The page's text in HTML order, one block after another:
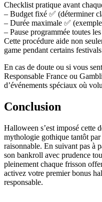
Checklist pratique avant
– Budget fixé ✅ (déterminer
– Durée maximale ✅
– Pause programmée toutes
Cette procédure aide non
game pendant certains
En cas de doute ou si vous
Responsable France ou
d’événements spéciaux où
Conclusion
Halloween s’est imposé cette
mythologie gothique tantôt
raisonnable. En suivant pas à
son bankroll avec prudence
pleinement chaque frisson
activez votre premier bonus
responsable.​